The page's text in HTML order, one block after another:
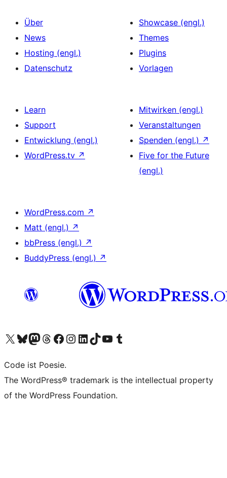
Über
News
Hosting (engl.)
Datenschutz
Showcase (engl.)
Themes
Plugins
Vorlagen
Learn
Support
Entwicklung (engl.)
WordPress.tv ↗
Mitwirken (engl.)
Veranstaltungen
Spenden (engl.) ↗
Five for the Future
(engl.)
WordPress.com ↗
Matt (engl.) ↗
bbPress (engl.) ↗
BuddyPress (engl.) ↗
Unser X-Konto (früher Twitter) besuchen
Unser Bluesky-Konto besuchen
Unser Mastodon-Konto besuchen
Unser Threads-Konto besuchen
Unsere Facebook-Seite besuchen
Unser Instagram-Konto besuchen
Unser LinkedIn-Konto besuchen
Unser TikTok-Konto besuchen
Unseren YouTube-Kanal besuchen
Unser Tumblr-Konto besuchen
Code ist Poesie.
The WordPress® trademark is the intellectual property
of the WordPress Foundation.